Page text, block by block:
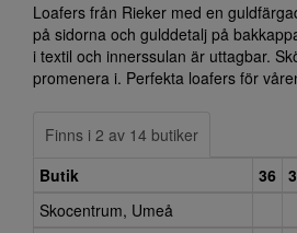
Loafers från Rieker med en
på sidorna och gulddetalj på
i textil och innerssulan är uttagbar.
promenera i. Perfekta loafers för
Finns i 2 av 14 butiker
Butik
36
Skocentrum, Umeå